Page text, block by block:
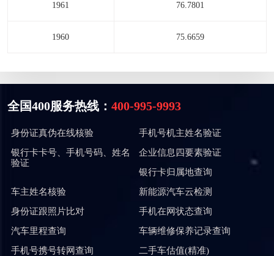
1961 76.7801
1960 75.6659
全国400服务热线： 400-995-9993
身份证真伪在线核验
手机号机主姓名验证
银行卡卡号、手机号码、姓名
验证
企业信息四要素验证
银行卡归属地查询
车主姓名核验
新能源汽车云检测
身份证跟照片比对
手机在网状态查询
汽车里程查询
车辆维修保养记录查询
手机号携号转网查询
二手车估值(精准)